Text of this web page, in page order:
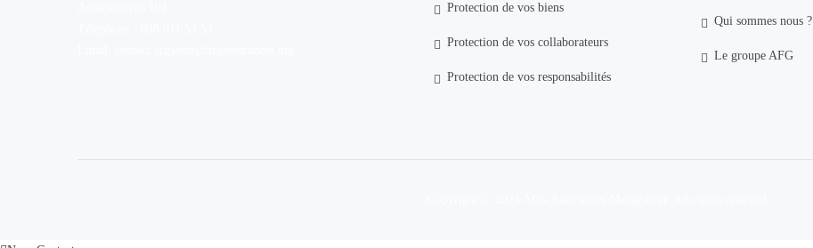
Protection de vos biens
Protection de vos collaborateurs
Protection de vos responsabilités
Qui sommes nous ?​
Le groupe AFG